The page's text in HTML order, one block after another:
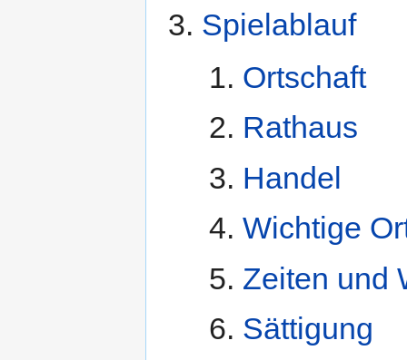
Spielablauf
Ortschaft
Rathaus
Handel
Wichtige
Zeiten und
Sättigung